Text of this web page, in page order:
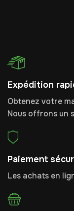
Expédition
Obtenez votre
Nous offrons un
Paiement
Les achats en